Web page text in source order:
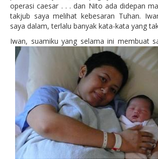
operasi caesar . . . dan Nito ada didepan
takjub saya melihat kebesaran Tuhan.
saya dalam, terlalu banyak kata-kata yang
Iwan, suamiku yang selama ini membuat